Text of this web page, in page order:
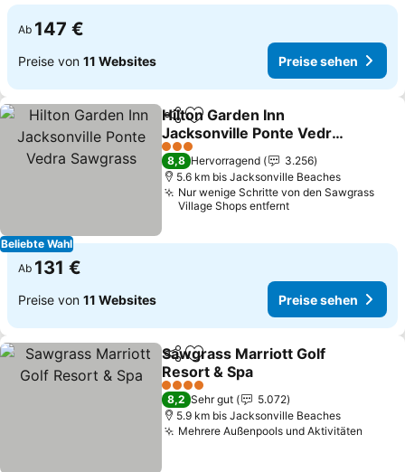
Ab 147 €
Preise von 11 Websites Preise sehen
Beliebte Wahl
TeilenZu Favoriten hinzufügen
Hilton Garden Inn
Jacksonville Ponte Vedra
Sawgrass
3 Sterne
8,8 Hervorragend
3.256
5.6 km bis Jacksonville Beaches
Nur wenige Schritte von den Sawgrass
Village Shops entfernt
Ab 131 €
Preise von 11 Websites Preise sehen
TeilenZu Favoriten hinzufügen
Sawgrass Marriott Golf
Resort & Spa
4 Sterne
8,2 Sehr gut
5.072
5.9 km bis Jacksonville Beaches
Mehrere Außenpools und Aktivitäten